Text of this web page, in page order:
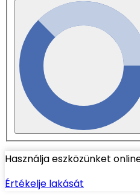
Használja eszközünket
Értékelje lakását